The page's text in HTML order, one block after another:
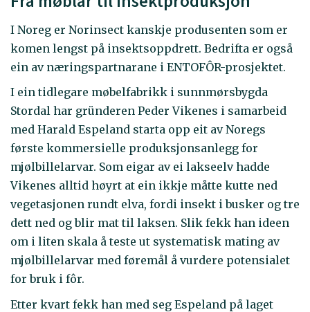
I Noreg er Norinsect kanskje produsenten som er
komen lengst på insektsoppdrett. Bedrifta er også
ein av næringspartnarane i ENTOFÔR-prosjektet.
I ein tidlegare møbelfabrikk i sunnmørsbygda
Stordal har gründeren Peder Vikenes i samarbeid
med Harald Espeland starta opp eit av Noregs
første kommersielle produksjonsanlegg for
mjølbillelarvar. Som eigar av ei lakseelv hadde
Vikenes alltid høyrt at ein ikkje måtte kutte ned
vegetasjonen rundt elva, fordi insekt i busker og tre
dett ned og blir mat til laksen. Slik fekk han ideen
om i liten skala å teste ut systematisk mating av
mjølbillelarvar med føremål å vurdere potensialet
for bruk i fôr.
Etter kvart fekk han med seg Espeland på laget